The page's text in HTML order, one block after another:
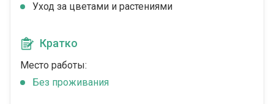
Уход за цветами и растениями
Кратко
Место работы:
Без проживания